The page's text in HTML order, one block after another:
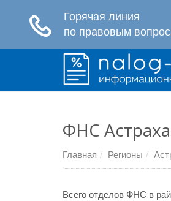
ФНС
Главная Регионы
Всего отделов ФНС в